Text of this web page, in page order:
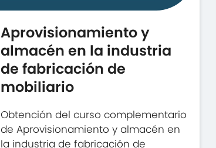
Aprovisionamiento y
almacén en la industria
de fabricación de
mobiliario
Obtención del curso complementario
de Aprovisionamiento y almacén en
la industria de fabricación de